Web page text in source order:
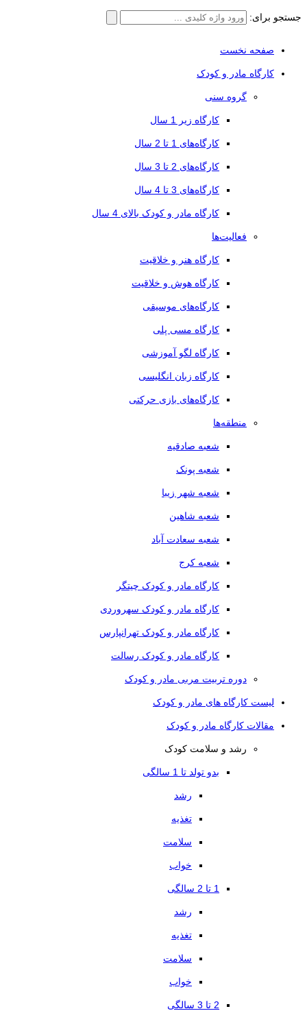
جستجو برای:
صفحه نخست
کارگاه مادر و کودک
گروه سنی
کارگاه زیر 1 سال
کارگاه‌های 1 تا 2 سال
کارگاه‌های 2 تا 3 سال
کارگاه‌های 3 تا 4 سال
کارگاه مادر و کودک بالای 4 سال
فعالیت‌ها
کارگاه هنر و خلاقیت
کارگاه هوش و خلاقیت
کارگاه‌های موسیقی
کارگاه مسی پلی
کارگاه لگو آموزشی
کارگاه زبان انگلیسی
کارگاه‌های بازی حرکتی
منطقه‌ها
شعبه صادقیه
شعبه پونک
شعبه شهر زیبا
شعبه شاهین
شعبه سعادت آباد
شعبه کرج
کارگاه مادر و کودک چیتگر
کارگاه مادر و کودک سهروردی
کارگاه مادر و کودک تهرانپارس
کارگاه مادر و کودک رسالت
دوره تربیت مربی مادر و کودک
لیست کارگاه های مادر و کودک
مقالات کارگاه مادر و کودک
رشد و سلامت کودک
بدو تولد تا 1 سالگی
رشد
تغذیه
سلامت
خواب
1 تا 2 سالگی
رشد
تغذیه
سلامت
خواب
2 تا 3 سالگی